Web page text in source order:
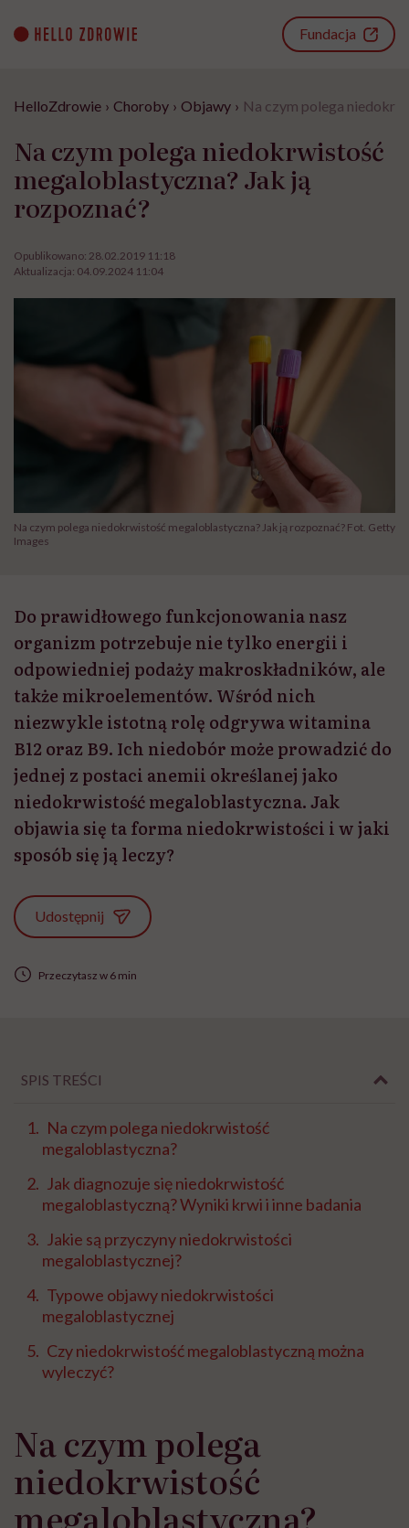
content
Fundacja
HelloZdrowie › Choroby › Objawy › Na czym polega
Na czym polega niedokrwistość
megaloblastyczna? Jak ją
rozpoznać?
Opublikowano: 28.02.2019 11:18
Aktualizacja: 04.09.2024 11:04
Na czym polega niedokrwistość megaloblastyczna? Jak ją rozpoznać? Fot. Getty
Images
Do prawidłowego funkcjonowania nasz
organizm potrzebuje nie tylko energii i
odpowiedniej podaży makroskładników, ale
także mikroelementów. Wśród nich
niezwykle istotną rolę odgrywa witamina
B12 oraz B9. Ich niedobór może prowadzić do
jednej z postaci anemii określanej jako
niedokrwistość megaloblastyczna. Jak
objawia się ta forma niedokrwistości i w jaki
sposób się ją leczy?
Udostępnij
Przeczytasz w 6 min
SPIS TREŚCI
Na czym polega niedokrwistość
megaloblastyczna?
Jak diagnozuje się niedokrwistość
megaloblastyczną? Wyniki krwi i inne badania
Jakie są przyczyny niedokrwistości
megaloblastycznej?
Typowe objawy niedokrwistości
megaloblastycznej
Czy niedokrwistość megaloblastyczną można
wyleczyć?
Na czym polega
niedokrwistość
megaloblastyczna?